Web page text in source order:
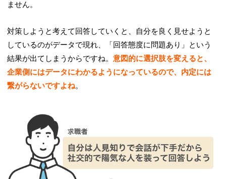
ません。
対策しようと考えて回答していくと、自分を良く見せようと
しているのがデータで現れ、「回答態度に問題あり」という
結果が出てしまうからですね。意図的に選択肢を変えると、
企業側にはデータにわかるようになっているので、内定には
繋がらないですよね。